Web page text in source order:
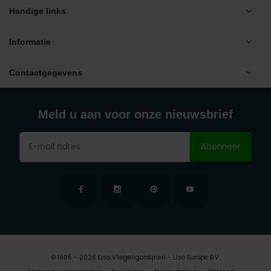
Handige links
Informatie
Contactgegevens
Meld u aan voor onze nieuwsbrief
Abonneer
© 1995 - 2026 Liso Vliegengordijnen - Liso Europe B.V.